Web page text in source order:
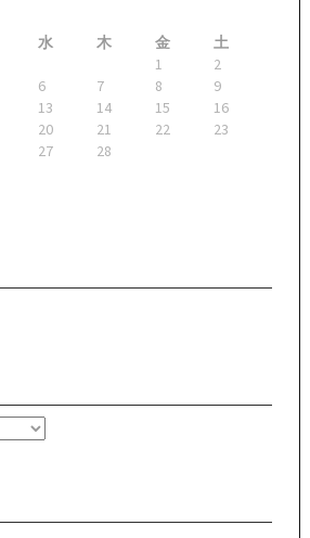
水 木 金
土
1
2
6 7 8
9
13 14 15
16
20 21 22
23
27 28